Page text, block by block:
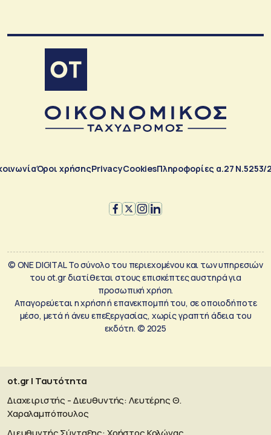
Όροι χρήσηςPrivacyCookiesΠληροφορίες α.27 Ν.5253/
© ONE DIGITAL Το σύνολο του περιεχομένου και των υπηρεσιών
του ot.gr διατίθεται στους επισκέπτες αυστηρά για
προσωπική χρήση.
Απαγορεύεται η χρήση ή επανεκπομπή του, σε οποιοδήποτε
μέσο, μετά ή άνευ επεξεργασίας, χωρίς γραπτή άδεια του
εκδότη. © 2025
ot.gr | Ταυτότητα
Διαχειριστής - Διευθυντής: Λευτέρης Θ.
Χαραλαμπόπουλος